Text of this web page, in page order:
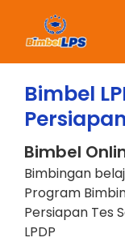
Bimbel
Bimbel
Bimbingan
Program
Persiapan Tes
LPDP